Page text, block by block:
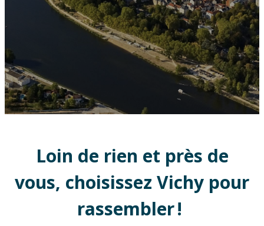
Loin de rien et près de
vous, choisissez Vichy pour
rassembler !